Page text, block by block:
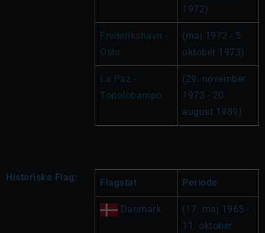
1972)
Frederikshavn -
Oslo
(maj 1972 - 5.
oktober 1973)
La Paz -
Topolobampo
(29. november
1973 - 20.
august 1989)
Historiske Flag: Flagstat Periode
Danmark
(17. maj 1965 -
11. oktober